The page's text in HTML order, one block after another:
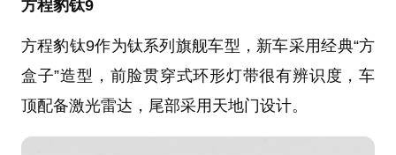
方程豹钛9
方程豹钛9作为钛系列旗舰车型，新车采用经典“方
盒子”造型，前脸贯穿式环形灯带很有辨识度，车
顶配备激光雷达，尾部采用天地门设计。